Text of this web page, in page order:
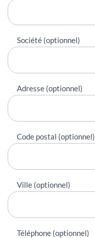
Société (optionnel)
Adresse (optionnel)
Code postal (optionnel)
Ville (optionnel)
Téléphone (optionnel)